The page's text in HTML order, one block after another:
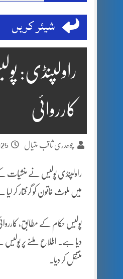
شیئر کریں
راولپنڈی:
کارروائی
چوھدری ثاقب متیال
راولپنڈی پولیس نے منشیات
میں ملوث خاتون کو گرفتار
پولیس حکام کے مطابق،
دیا ہے۔ اطلاع ملنے پر
منتقل کر دیا۔